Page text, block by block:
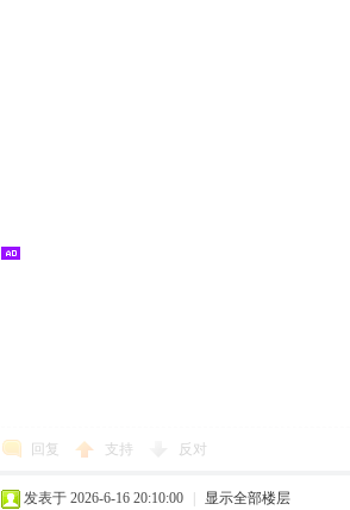
回复 支持 反对
发表于 2026-6-16 20:10:00 显示全部楼层